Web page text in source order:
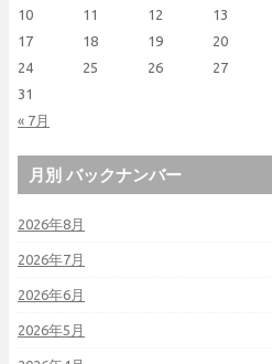
« 7月
10
11 12 13
17
18 19 20
24
25 26 27
31
月別 バックナンバー
2026年8月
2026年7月
2026年6月
2026年5月